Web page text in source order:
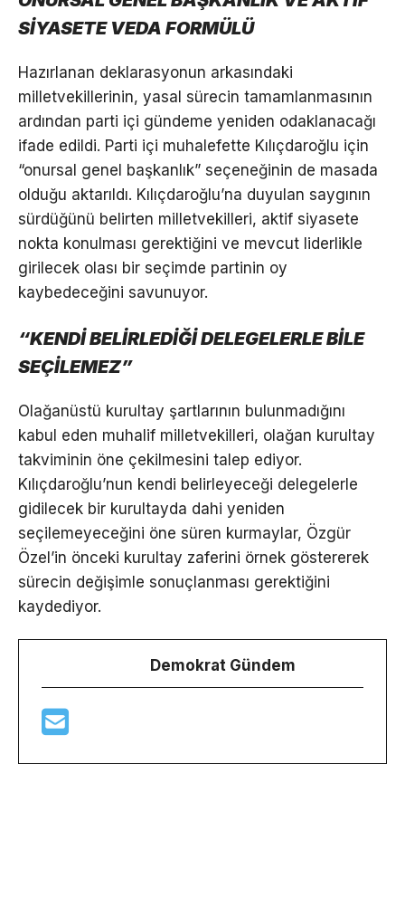
SİYASETE VEDA FORMÜLÜ
Hazırlanan deklarasyonun arkasındaki
milletvekillerinin, yasal sürecin tamamlanmasının
ardından parti içi gündeme yeniden odaklanacağı
ifade edildi. Parti içi muhalefette Kılıçdaroğlu için
“onursal genel başkanlık” seçeneğinin de masada
olduğu aktarıldı. Kılıçdaroğlu’na duyulan saygının
sürdüğünü belirten milletvekilleri, aktif siyasete
nokta konulması gerektiğini ve mevcut liderlikle
girilecek olası bir seçimde partinin oy
kaybedeceğini savunuyor.
“KENDİ BELİRLEDİĞİ DELEGELERLE BİLE
SEÇİLEMEZ”
Olağanüstü kurultay şartlarının bulunmadığını
kabul eden muhalif milletvekilleri, olağan kurultay
takviminin öne çekilmesini talep ediyor.
Kılıçdaroğlu’nun kendi belirleyeceği delegelerle
gidilecek bir kurultayda dahi yeniden
seçilemeyeceğini öne süren kurmaylar, Özgür
Özel’in önceki kurultay zaferini örnek göstererek
sürecin değişimle sonuçlanması gerektiğini
kaydediyor.
Demokrat Gündem